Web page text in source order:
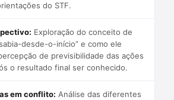
do STF.
Exploração do conceito de
desde-o-início” e como ele
de previsibilidade das ações
o resultado final ser conhecido.
em conflito: Análise das diferentes